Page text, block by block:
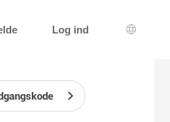
Log ind